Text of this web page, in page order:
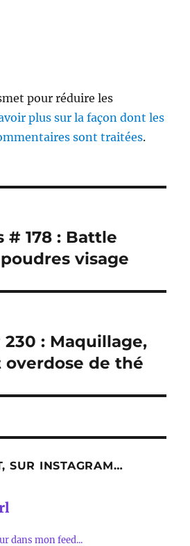
pour réduire les
plus sur la façon dont les
sont traitées.
# 178 : Battle
visage
: Maquillage,
de thé
SUR INSTAGRAM…
dans mon feed...